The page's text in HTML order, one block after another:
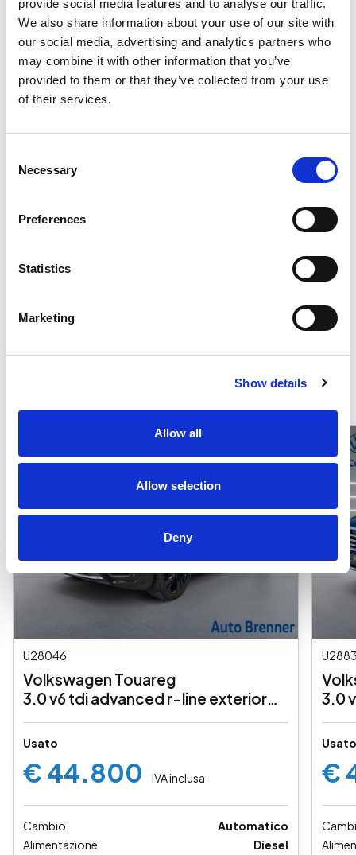
provide social media features and to analyse our traffic.
We also share information about your use of our site with
our social media, advertising and analytics partners who
may combine it with other information that you’ve
provided to them or that they’ve collected from your use
of their services.
Selection
Necessary
Preferences
Statistics
Marketing
Show details
Allow all
Allow selection
Deny
Peso a vuoto 2070 Kg
Optional in dotazione
Descrizione
Potrebbero interessarti questi veicoli
U28046
Volkswagen Touareg
3.0 v6 tdi advanced r-line exterior
pack 231cv tiptronic
Usato
€ 44.800 IVA inclusa
Cambio
Automatico
Alimentazione
Diesel
3.0
Usato
€